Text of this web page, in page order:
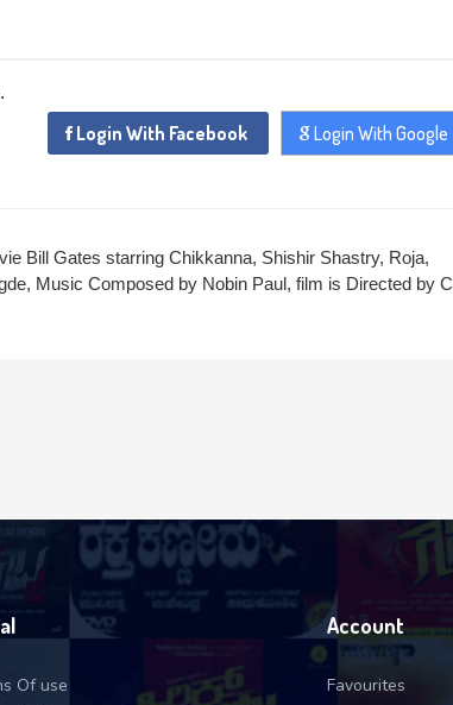
Login With Facebook Login With Google
Bill Gates starring Chikkanna, Shishir Shastry, Roja,
Music Composed by Nobin Paul, film is Directed by C
Of use
Account
Favourites